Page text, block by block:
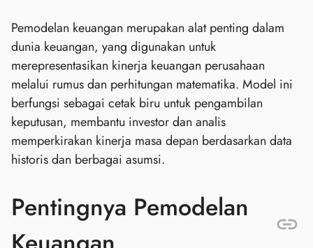
Pemodelan keuangan merupakan alat penting dalam
dunia keuangan, yang digunakan untuk
merepresentasikan kinerja keuangan perusahaan
melalui rumus dan perhitungan matematika. Model ini
berfungsi sebagai cetak biru untuk pengambilan
keputusan, membantu investor dan analis
memperkirakan kinerja masa depan berdasarkan data
historis dan berbagai asumsi.
Pentingnya Pemodelan